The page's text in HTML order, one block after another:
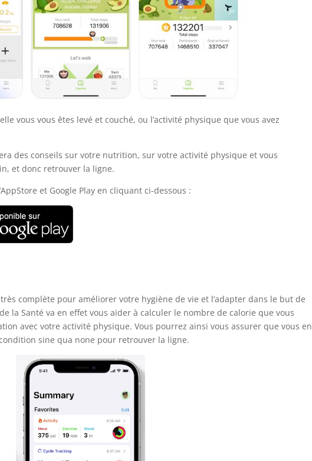
vous vous êtes levé et couché, ou l’activité physique que vous avez
des conseils sur votre nutrition, sur votre activité physique et vous
et donc retrouver la ligne.
et Google Play en cliquant ci-dessous :
complète pour améliorer votre hygiène de vie et l’adapter dans le but de
la Santé va en effet vous aider à calculer le nombre de calorie que vous
avec votre activité physique. Vous pourrez ainsi vous assurer que vous en
sine qua none pour retrouver la ligne.